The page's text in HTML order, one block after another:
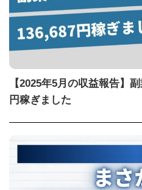
【2025年5月の収益報告】
円稼ぎました